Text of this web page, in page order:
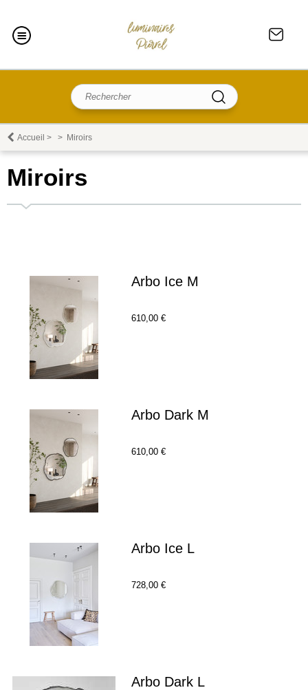
Accueil > > Miroirs
Miroirs
Arbo Ice M
610,00 €
Arbo Dark M
610,00 €
Arbo Ice L
728,00 €
Arbo Dark L